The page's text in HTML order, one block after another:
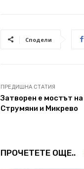
Сподели
ПРЕДИШНА СТАТИЯ
Затворен е мостът
Струмяни и Микрево
ПРОЧЕТЕТЕ ОЩЕ..